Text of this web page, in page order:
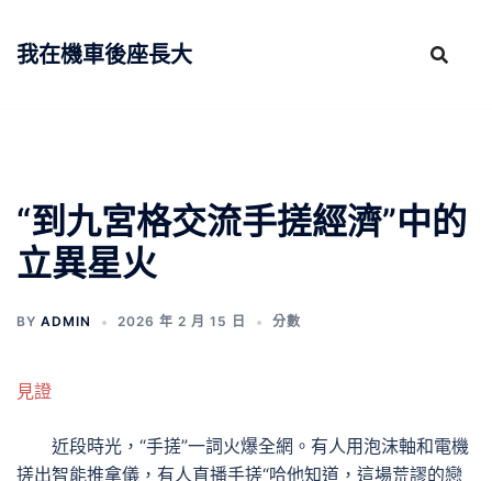
我在機車後座長大
“到九宮格交流手搓經濟”中的
立異星火
BY ADMIN 2026 年 2 月 15 日 分數
見證
近段時光，“手搓”一詞火爆全網。有人用泡沫軸和電機
搓出智能推拿儀，有人直播手搓“哈他知道，這場荒謬的戀